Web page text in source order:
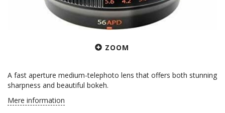
ZOOM
A fast aperture medium-telephoto lens that offers both stunning
sharpness and beautiful bokeh.
Mere information